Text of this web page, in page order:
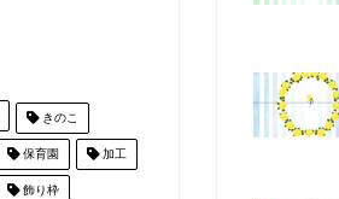
きのこ
保育園 加工
飾り枠